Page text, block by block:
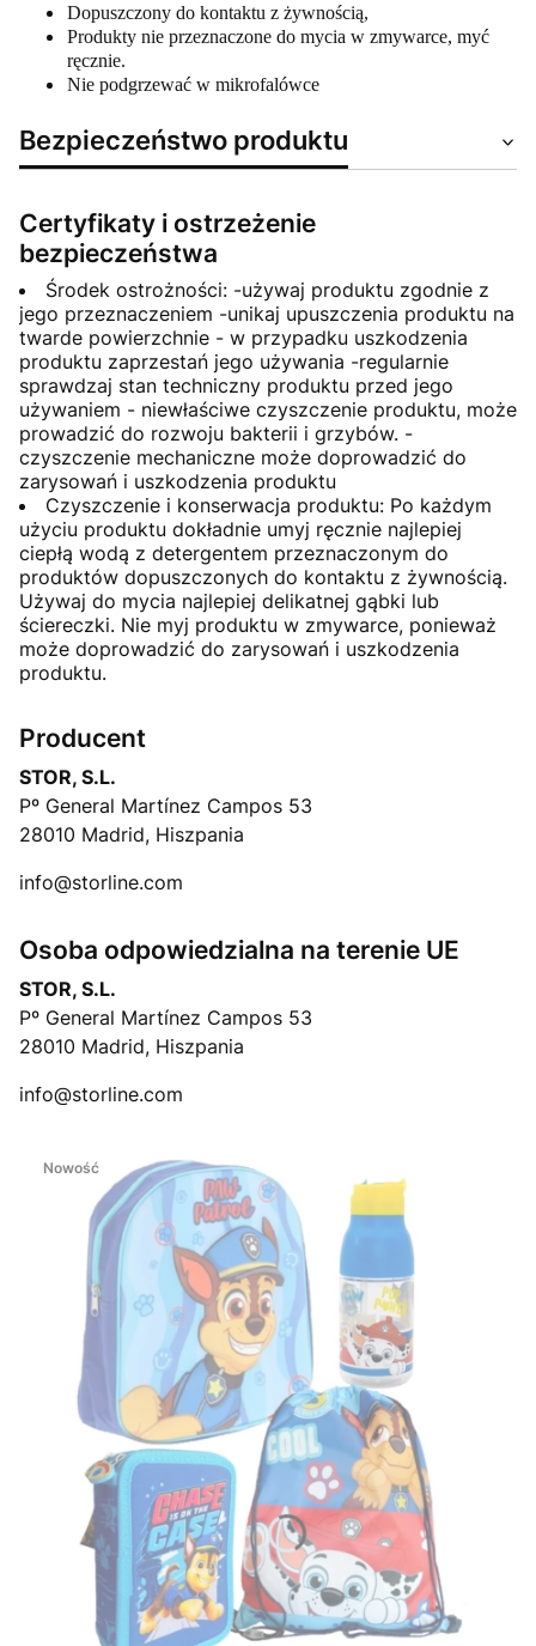
Dopuszczony do kontaktu z żywnością,
Produkty nie przeznaczone do mycia w zmywarce, myć
ręcznie.
Nie podgrzewać w mikrofalówce
Bezpieczeństwo produktu
Certyfikaty i ostrzeżenie
bezpieczeństwa
Środek ostrożności: -używaj produktu zgodnie z
jego przeznaczeniem -unikaj upuszczenia produktu na
twarde powierzchnie - w przypadku uszkodzenia
produktu zaprzestań jego używania -regularnie
sprawdzaj stan techniczny produktu przed jego
używaniem - niewłaściwe czyszczenie produktu, może
prowadzić do rozwoju bakterii i grzybów. -
czyszczenie mechaniczne może doprowadzić do
zarysowań i uszkodzenia produktu
Czyszczenie i konserwacja produktu: Po każdym
użyciu produktu dokładnie umyj ręcznie najlepiej
ciepłą wodą z detergentem przeznaczonym do
produktów dopuszczonych do kontaktu z żywnością.
Używaj do mycia najlepiej delikatnej gąbki lub
ściereczki. Nie myj produktu w zmywarce, ponieważ
może doprowadzić do zarysowań i uszkodzenia
produktu.
Producent
STOR, S.L.
Pº General Martínez Campos 53
28010 Madrid, Hiszpania
info@storline.com
Osoba odpowiedzialna na terenie UE
STOR, S.L.
Pº General Martínez Campos 53
28010 Madrid, Hiszpania
info@storline.com
Nowość